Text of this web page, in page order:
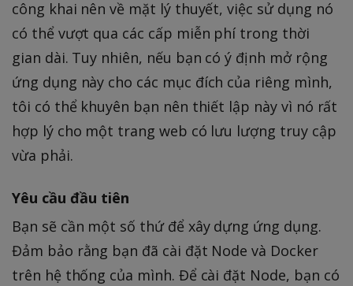
công khai nên về mặt lý thuyết, việc sử dụng nó
có thể vượt qua các cấp miễn phí trong thời
gian dài. Tuy nhiên, nếu bạn có ý định mở rộng
ứng dụng này cho các mục đích của riêng mình,
tôi có thể khuyên bạn nên thiết lập này vì nó rất
hợp lý cho một trang web có lưu lượng truy cập
vừa phải.
Yêu cầu đầu tiên
Bạn sẽ cần một số thứ để xây dựng ứng dụng.
Đảm bảo rằng bạn đã cài đặt Node và Docker
trên hệ thống của mình. Để cài đặt Node, bạn có